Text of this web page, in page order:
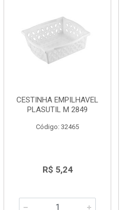
CESTINHA EMPILHAVEL
PLASUTIL M 2849
Código: 32465
R$ 5,24